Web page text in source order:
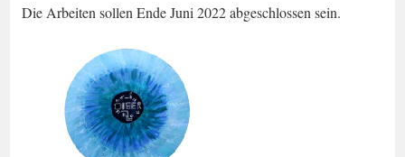
Die Arbeiten sollen Ende Juni 2022 abgeschlossen sein.